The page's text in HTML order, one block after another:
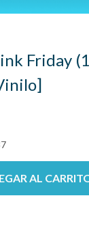
Friday
AL